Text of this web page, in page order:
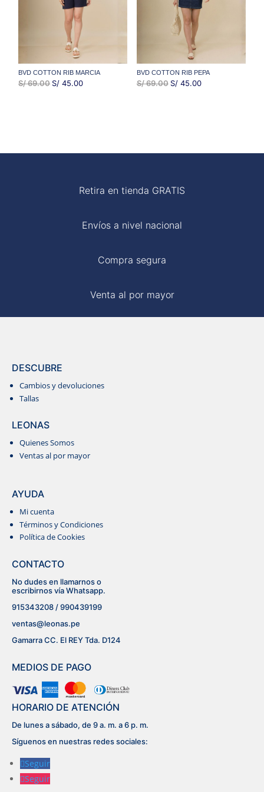
FLARE
FALDAS
PANTALONES
SHORTS
VESTIDOS & SETS
BLUSAS
CORREAS
OTROS
BVD COTTON RIB MARCIA
S/69.00 EL
S/ 45.00EL
BVD COTTON RIB PEPA
S/69.00 EL
S/45.00EL
Retira en tienda GRATIS
Envíos a nivel nacional
Compra segura
Venta al por mayor
DESCUBRE
Cambios y devoluciones
Tallas
LEONAS
Quienes Somos
Ventas al por mayor
AYUDA
Mi cuenta
Términos y Condiciones
Política de Cookies
CONTACTO
No dudes en llamarnos o
escribirnos vía Whatsapp.
915343208 / 990439199
ventas@leonas.pe
Gamarra CC. El REY Tda. D124
MEDIOS DE PAGO
HORARIO DE ATENCIÓN
De lunes a sábado, de 9 a. m. a 6 p. m.
Síguenos en nuestras redes sociales:
Seguir
Seguir